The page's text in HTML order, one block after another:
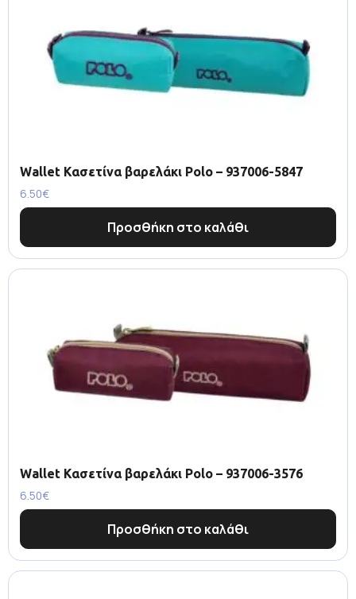
Wallet Κασετίνα βαρελάκι Polo – 937006-5847
6.50€
Προσθήκη στο καλάθι
Wallet Κασετίνα βαρελάκι Polo – 937006-3576
6.50€
Προσθήκη στο καλάθι